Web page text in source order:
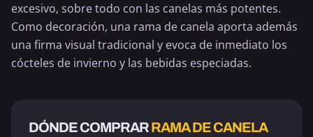
excesivo, sobre todo con las canelas más potentes.
Como decoración, una rama de canela aporta además
una firma visual tradicional y evoca de inmediato los
cócteles de invierno y las bebidas especiadas.
DÓNDE COMPRARRAMA DE CANELA